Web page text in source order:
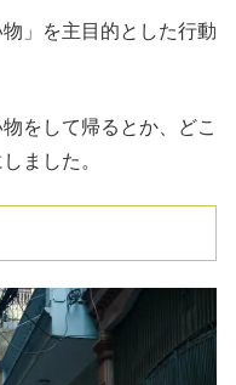
」を主目的とした行動
をして帰るとか、どこ
ました。